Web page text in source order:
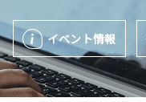
イベント情報